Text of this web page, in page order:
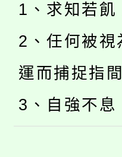
1、求知若飢
2、任何被
運而捕捉指
3、自強不息